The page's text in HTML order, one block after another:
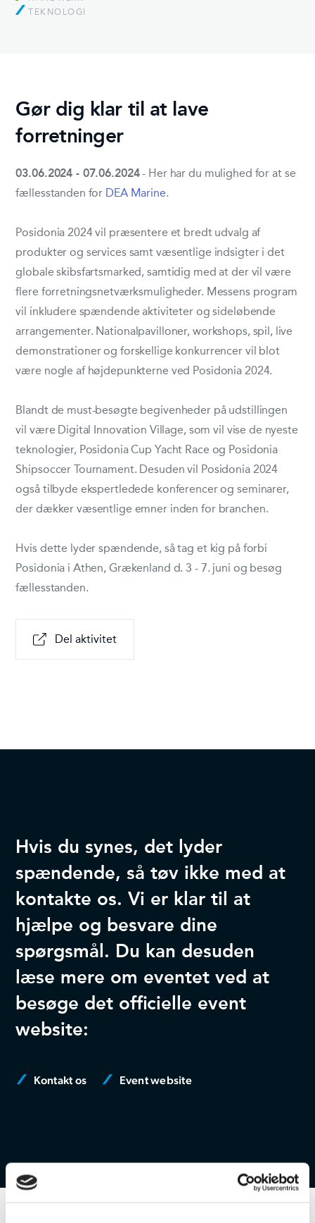
TEKNOLOGI
Gør dig klar til at lave
forretninger
03.06.2024 - 07.06.2024- Her har du mulighed for at se
fællesstanden for DEA Marine.
Posidonia 2024 vil præsentere et bredt udvalg af
produkter og services samt væsentlige indsigter i det
globale skibsfartsmarked, samtidig med at der vil være
flere forretningsnetværksmuligheder. Messens program
vil inkludere spændende aktiviteter og sideløbende
arrangementer. Nationalpavilloner, workshops, spil, live
demonstrationer og forskellige konkurrencer vil blot
være nogle af højdepunkterne ved Posidonia 2024.
Blandt de must-besøgte begivenheder på udstillingen
vil være Digital Innovation Village, som vil vise de nyeste
teknologier, Posidonia Cup Yacht Race og Posidonia
Shipsoccer Tournament. Desuden vil Posidonia 2024
også tilbyde ekspertledede konferencer og seminarer,
der dækker væsentlige emner inden for branchen.
Hvis dette lyder spændende, så tag et kig på forbi
Posidonia i Athen, Grækenland d. 3 - 7. juni og besøg
fællesstanden.
Del aktivitet
Hvis du synes, det lyder
spændende, så tøv ikke med at
kontakte os. Vi er klar til at
hjælpe og besvare dine
spørgsmål. Du kan desuden
læse mere om eventet ved at
besøge det officielle event
website:
Kontakt os Event website